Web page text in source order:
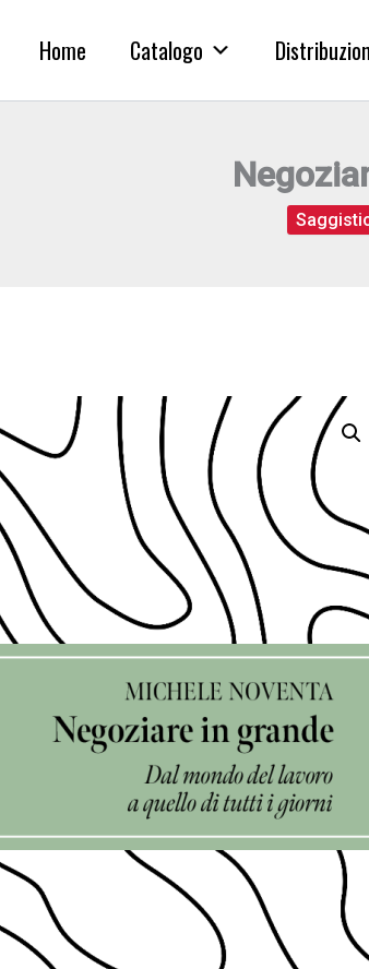
Home Catalogo